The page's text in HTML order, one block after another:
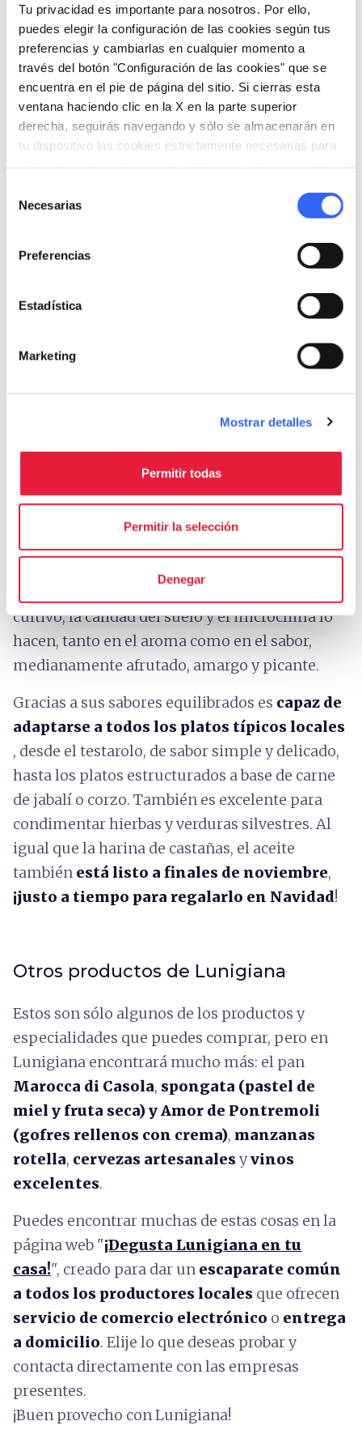
Tu privacidad es importante para nosotros. Por ello,
puedes elegir la configuración de las cookies según tus
preferencias y cambiarlas en cualquier momento a
través del botón "Configuración de las cookies" que se
encuentra en el pie de página del sitio. Si cierras esta
ventana haciendo clic en la X en la parte superior
derecha, seguirás navegando y sólo se almacenarán en
tu dispositivo las cookies estrictamente necesarias para
Necesarias
Preferencias
Estadística
Marketing
Mostrar detalles
Permitir todas
Permitir la selección
Denegar
atestiguada en esta zona desde el 1400.
5.
Aceite Toscano I.G.P. "Colinas de
Lunigiana"
Aceite Toscano I.G.P. "Colinas de Lunigiana" - Credit:
Entre los diferentes productos típicos locales,
Lunigiana también se destaca por lacalidad
de un Aceite de Oliva Virgen Extra Toscano
I.G.P.que, precisamente por sus características
especiales, también tiene una segunda
mención"Colinas de Lunigiana". De hecho,
típicas de Toscana, en particular el molino y el
cultivo, la calidad del suelo y el microclima lo
hacen, tanto en el aroma como en el sabor,
medianamente afrutado, amargo y picante.
Gracias a sus sabores equilibrados es capaz de
adaptarse a todos los platos típicos locales
, desde el testarolo, de sabor simple y delicado,
hasta los platos estructurados a base de carne
de jabalí o corzo. También es excelente para
condimentar hierbas y verduras silvestres. Al
igual que la harina de castañas, el aceite
también está listo a finales de noviembre,
¡justo a tiempo para regalarlo en Navidad!
Otros productos de Lunigiana
Estos son sólo algunos de los productos y
especialidades que puedes comprar, pero en
Lunigiana encontrará mucho más: el pan
Marocca di Casola, spongata (pastel de
miel y fruta seca) y Amor de Pontremoli
(gofres rellenos con crema), manzanas
rotella, cervezas artesanalesyvinos
excelentes.
Puedes encontrar muchas de estas cosas en la
página web "¡Degusta Lunigiana en tu
casa!", creado para dar un escaparate común
a todos los productores locales que ofrecen
servicio de comercio electrónico o entrega
a domicilio. Elije lo que deseas probar y
contacta directamente con las empresas
presentes.
¡Buen provecho con Lunigiana!